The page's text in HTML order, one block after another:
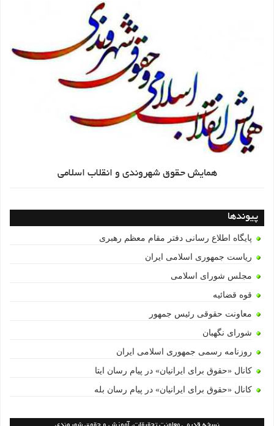
همایش حقوق شهروندی و انقلاب اسلامی
پیوندها
پایگاه اطلاع رسانی دفتر مقام معظم رهبری
ریاست جمهوری اسلامی ایران
مجلس شورای اسلامی
قوه قضائیه
معاونت حقوقی رئیس جمهور
شورای نگهبان
روزنامه رسمی جمهوری اسلامی ایران
کانال «حقوق برای ایرانیان» در پیام رسان ایتا
کانال «حقوق برای ایرانیان» در پیام رسان بله